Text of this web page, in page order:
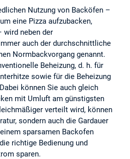
Nutzung von Backöfen –
eine Pizza aufzubacken,
wird neben der
auch der durchschnittliche
Normbackvorgang genannt.
Beheizung, d. h. für
sowie für die Beheizung
können Sie auch gleich
mit Umluft am günstigsten
verteilt wird, können
sondern auch die Gardauer
sparsamen Backofen
richtige Bedienung und
sparen.